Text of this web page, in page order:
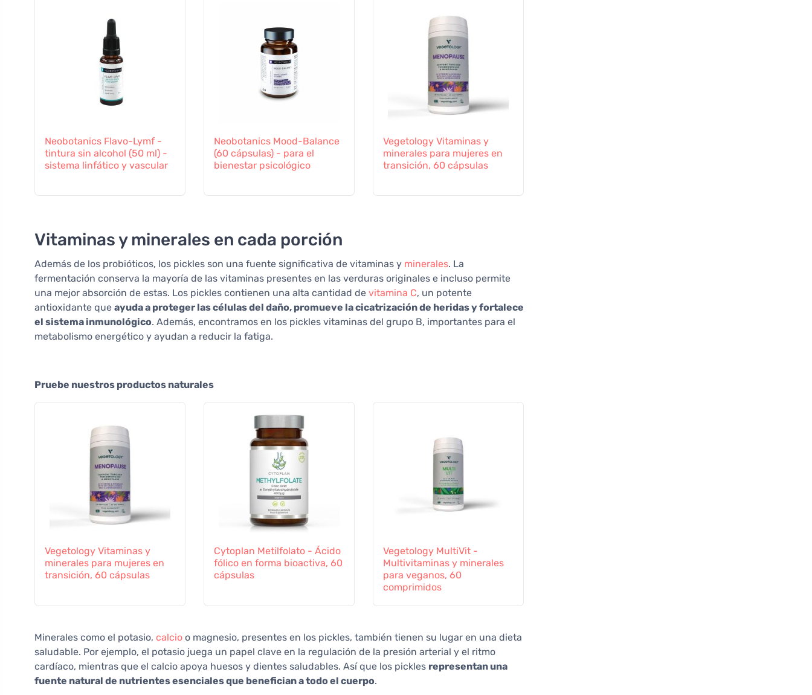
Neobotanics Flavo-Lymf -
tintura sin alcohol (50 ml) -
sistema linfático y vascular
Neobotanics Mood-Balance
(60 cápsulas) - para el
bienestar psicológico
Vegetology Vitaminas y
minerales para mujeres en
transición, 60 cápsulas
Vitaminas y minerales en cada porción
Además de los probióticos, los pickles son una fuente significativa de vitaminas y minerales. La
fermentación conserva la mayoría de las vitaminas presentes en las verduras originales e incluso permite
una mejor absorción de estas. Los pickles contienen una alta cantidad de vitamina C, un potente
antioxidante que ayuda a proteger las células del daño, promueve la cicatrización de heridas y fortalece
el sistema inmunológico. Además, encontramos en los pickles vitaminas del grupo B, importantes para el
metabolismo energético y ayudan a reducir la fatiga.
Pruebe nuestros productos naturales
Vegetology Vitaminas y
minerales para mujeres en
transición, 60 cápsulas
Cytoplan Metilfolato - Ácido
fólico en forma bioactiva, 60
cápsulas
Vegetology MultiVit -
Multivitaminas y minerales
para veganos, 60
comprimidos
Minerales como el potasio, calcio o magnesio, presentes en los pickles, también tienen su lugar en una dieta
saludable. Por ejemplo, el potasio juega un papel clave en la regulación de la presión arterial y el ritmo
cardíaco, mientras que el calcio apoya huesos y dientes saludables. Así que los pickles representan una
fuente natural de nutrientes esenciales que benefician a todo el cuerpo.